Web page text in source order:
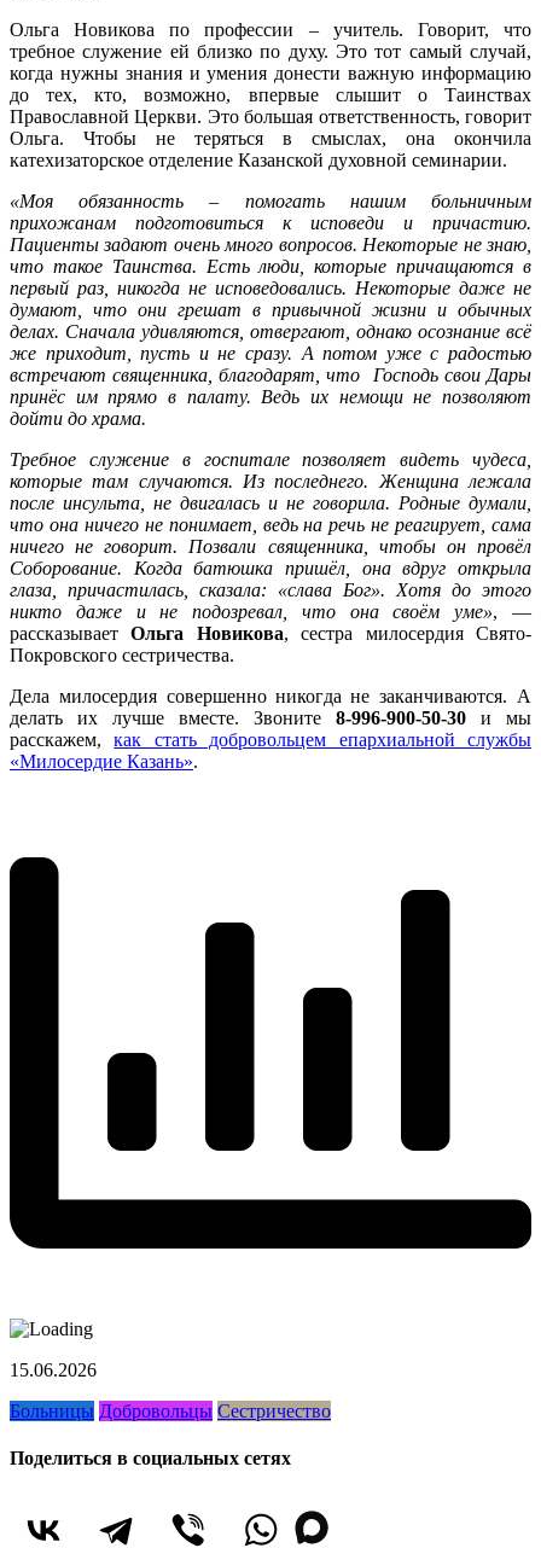
Ольга Новикова по профессии – учитель. Говорит, что
требное служение ей близко по духу. Это тот самый случай,
когда нужны знания и умения донести важную информацию
до тех, кто, возможно, впервые слышит о Таинствах
Православной Церкви. Это большая ответственность, говорит
Ольга. Чтобы не теряться в смыслах, она окончила
катехизаторское отделение Казанской духовной семинарии.
«Моя обязанность – помогать нашим больничным
прихожанам подготовиться к исповеди и причастию.
Пациенты задают очень много вопросов. Некоторые не знаю,
что такое Таинства. Есть люди, которые причащаются в
первый раз, никогда не исповедовались. Некоторые даже не
думают, что они грешат в привычной жизни и обычных
делах. Сначала удивляются, отвергают, однако осознание всё
же приходит, пусть и не сразу. А потом уже с радостью
встречают священника, благодарят, что Господь свои Дары
принёс им прямо в палату. Ведь их немощи не позволяют
дойти до храма.
Требное служение в госпитале позволяет видеть чудеса,
которые там случаются. Из последнего. Женщина лежала
после инсульта, не двигалась и не говорила. Родные думали,
что она ничего не понимает, ведь на речь не реагирует, сама
ничего не говорит. Позвали священника, чтобы он провёл
Соборование. Когда батюшка пришёл, она вдруг открыла
глаза, причастилась, сказала: «слава Бог». Хотя до этого
никто даже и не подозревал, что она своём уме», —
рассказываетОльга Новикова, сестра милосердия Свято-
Покровского сестричества.
Дела милосердия совершенно никогда не заканчиваются. А
делать их лучше вместе. Звоните 8-996-900-50-30 и мы
расскажем,как стать добровольцем епархиальной службы
«Милосердие Казань».
15.06.2026
Больницы Добровольцы Сестричество
Поделиться в социальных сетях